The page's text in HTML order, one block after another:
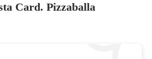
Card. Pizzaballa